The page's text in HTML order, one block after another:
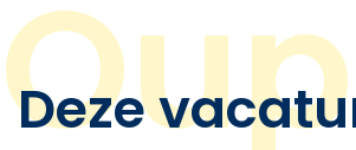
Deze